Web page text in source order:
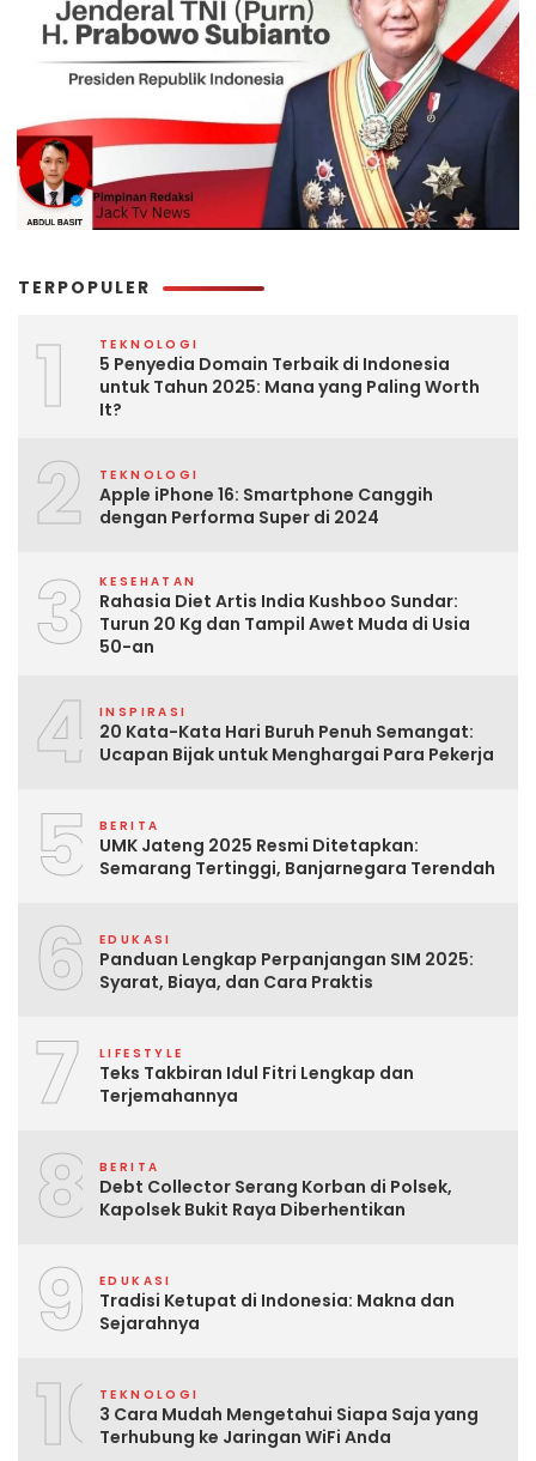
TERPOPULER
1 TEKNOLOGI
5 Penyedia Domain Terbaik di Indonesia
untuk Tahun 2025: Mana yang Paling Worth
It?
2 TEKNOLOGI
Apple iPhone 16: Smartphone Canggih
dengan Performa Super di 2024
3 KESEHATAN
Rahasia Diet Artis India Kushboo Sundar:
Turun 20 Kg dan Tampil Awet Muda di Usia
50-an
4 INSPIRASI
20 Kata-Kata Hari Buruh Penuh Semangat:
Ucapan Bijak untuk Menghargai Para Pekerja
5 BERITA
UMK Jateng 2025 Resmi Ditetapkan:
Semarang Tertinggi, Banjarnegara Terendah
6 EDUKASI
Panduan Lengkap Perpanjangan SIM 2025:
Syarat, Biaya, dan Cara Praktis
7 LIFESTYLE
Teks Takbiran Idul Fitri Lengkap dan
Terjemahannya
8 BERITA
Debt Collector Serang Korban di Polsek,
Kapolsek Bukit Raya Diberhentikan
9 EDUKASI
Tradisi Ketupat di Indonesia: Makna dan
Sejarahnya
10TEKNOLOGI
3 Cara Mudah Mengetahui Siapa Saja yang
Terhubung ke Jaringan WiFi Anda